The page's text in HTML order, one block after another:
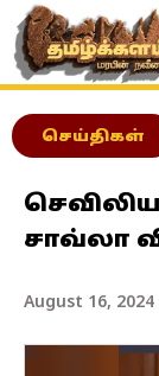
செய்திகள்
சாவ்லா
August 16, 2024